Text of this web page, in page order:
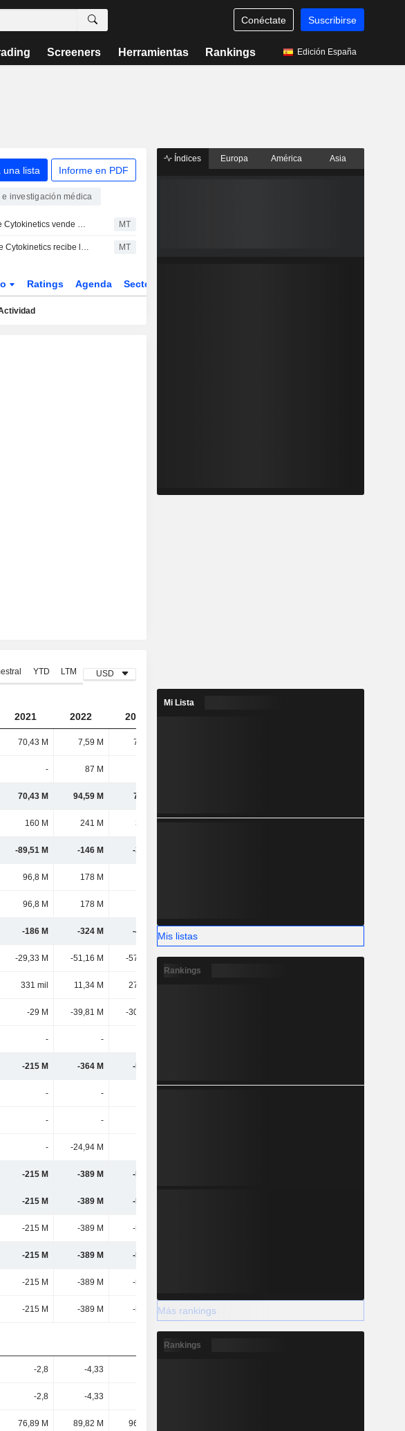
Conéctate Suscribirse
Screeners Herramientas Rankings Edición España
una lista Informe en PDF
e investigación médica
Un directivo de Cytokinetics vende acciones por valor de 1.118.320 USD, según los registros de la SEC MT
El Aficamten de Cytokinetics recibe la autorización de comercialización en el Reino Unido para la miocardiopatía hipertrófica obstructiva MT
Ratings Agenda Sector
YTD LTM USD
2021 2022 2023
70,43 M 7,59 M 7,53 M
- 87 M
70,43 M 94,59 M 7,53 M
160 M 241 M 330 M
-89,51 M -146 M -323 M
96,8 M 178 M
96,8 M 178 M
-186 M -324 M -496 M
-29,33 M -51,16 M -57,67 M -86,51 M -104 M
331 mil 11,34 M 27,63 M
-29 M -39,81 M -30,04 M
- -
-215 M -364 M -526 M
- -
- -
- -24,94 M
-215 M -389 M -526 M
-215 M -389 M -526 M
-215 M -389 M -526 M
-215 M -389 M -526 M
-215 M -389 M -526 M
-215 M -389 M -526 M -590 M
-2,8 -4,33
-2,8 -4,33
76,89 M 89,82 M 96,52 M
Índices Europa América Asia
Mi Lista
Mis listas
Rankings
Más rankings
Rankings